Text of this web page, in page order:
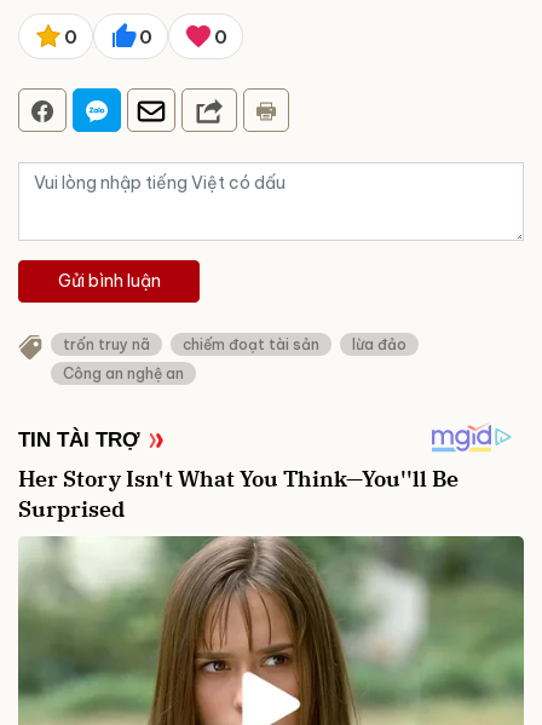
0 0 0
Gửi bình luận
trốn truy nã chiếm đoạt tài sản
lừa đảo
Công an nghệ an